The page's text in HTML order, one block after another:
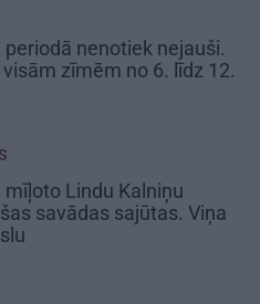
periodā nenotiek nejauši.
zīmēm no 6. līdz 12.
mīļoto Lindu Kalniņu
savādas sajūtas. Viņa